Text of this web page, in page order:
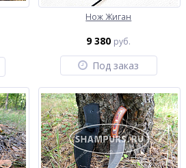
Нож Жиган
9 380 руб.
Под заказ